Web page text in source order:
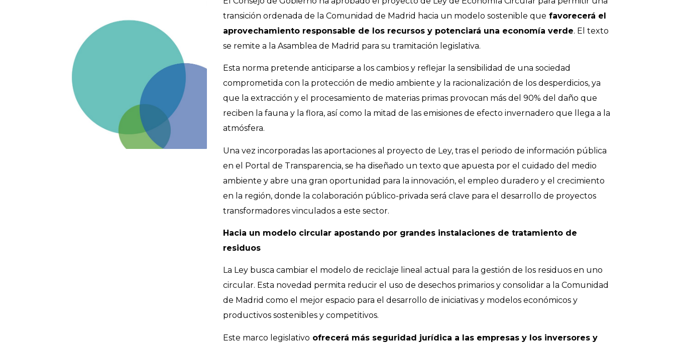
transición ordenada de la Comunidad de Madrid hacia un modelo sostenible que favorecerá el
aprovechamiento responsable de los recursos y potenciará una economía verde. El texto
se remite a la Asamblea de Madrid para su tramitación legislativa.
Esta norma pretende anticiparse a los cambios y reflejar la sensibilidad de una sociedad
comprometida con la protección de medio ambiente y la racionalización de los desperdicios, ya
que la extracción y el procesamiento de materias primas provocan más del 90% del daño que
reciben la fauna y la flora, así como la mitad de las emisiones de efecto invernadero que llega a la
atmósfera.
Una vez incorporadas las aportaciones al proyecto de Ley, tras el periodo de información pública
en el Portal de Transparencia, se ha diseñado un texto que apuesta por el cuidado del medio
ambiente y abre una gran oportunidad para la innovación, el empleo duradero y el crecimiento
en la región, donde la colaboración público-privada será clave para el desarrollo de proyectos
transformadores vinculados a este sector.
Hacia un modelo circular apostando por grandes instalaciones de tratamiento de
residuos
La Ley busca cambiar el modelo de reciclaje lineal actual para la gestión de los residuos en uno
circular. Esta novedad permita reducir el uso de desechos primarios y consolidar a la Comunidad
de Madrid como el mejor espacio para el desarrollo de iniciativas y modelos económicos y
productivos sostenibles y competitivos.
Este marco legislativo ofrecerá más seguridad jurídica a las empresas y los inversores y